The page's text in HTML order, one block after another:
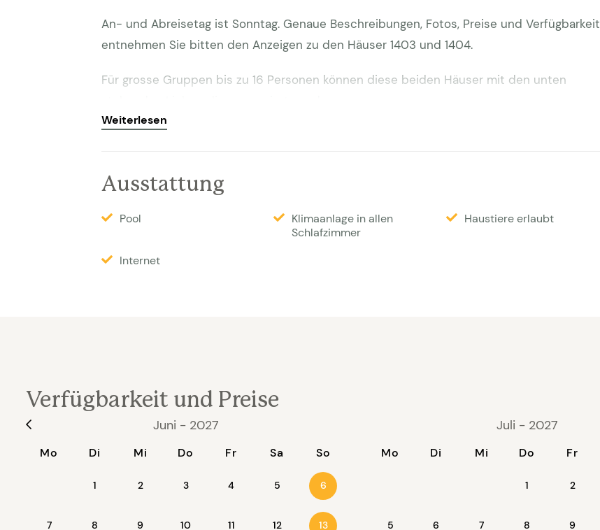
An- und Abreisetag ist Sonntag. Genaue Beschreibungen, Fotos, Preise und Verfügbarkeit
entnehmen Sie bitten den Anzeigen zu den Häuser 1403 und 1404.
Für grosse Gruppen bis zu 16 Personen können diese beiden Häuser mit den unten
Weiterlesen
Ausstattung
Pool
Klimaanlage in allen
Schlafzimmer
Haustiere erlaubt
Internet
Verfügbarkeit und Preise
Juni - 2027
Mo Di Mi Do Fr Sa So
1 2 3 4 5 6
7 8 9 10 11 12 13
Juli - 2027
Mo Di Mi Do Fr
1 2
5 6 7 8 9